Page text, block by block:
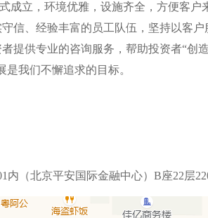
成立，环境优雅，设施齐全，方便客户
信、经验丰富的员工队伍，坚持以客户
提供专业的咨询服务，帮助投资者“创造
我们不懈追求的目标。
内（北京平安国际金融中心）B座22层